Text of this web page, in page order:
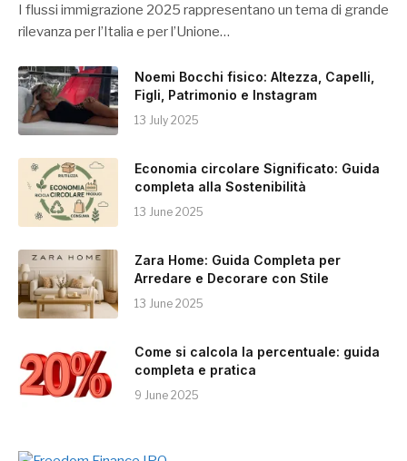
I flussi immigrazione 2025 rappresentano un tema di grande
rilevanza per l’Italia e per l’Unione…
Noemi Bocchi fisico: Altezza, Capelli,
Figli, Patrimonio e Instagram
13 July 2025
Economia circolare Significato: Guida
completa alla Sostenibilità
13 June 2025
Zara Home: Guida Completa per
Arredare e Decorare con Stile
13 June 2025
Come si calcola la percentuale: guida
completa e pratica
9 June 2025